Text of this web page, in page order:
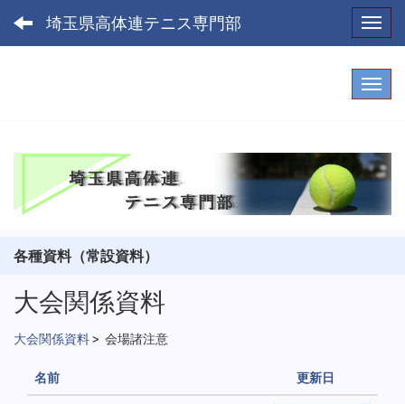
埼玉県高体連テニス専門部
各種資料（常設資料）
大会関係資料
大会関係資料> 会場諸注意
名前 更新日